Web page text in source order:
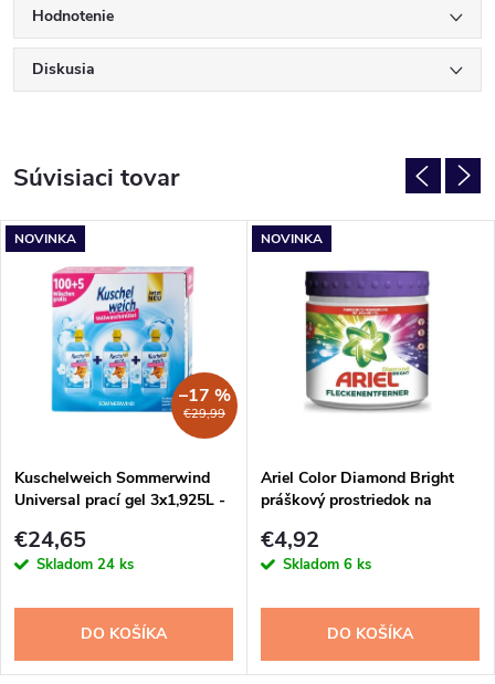
Hodnotenie
Diskusia
Súvisiaci tovar
NOVINKA
€29,99
–17 %
Kuschelweich Sommerwind
Universal prací gel 3x1,925L -
€24,65
Skladom 24 ks
DO KOŠÍKA
NOVINKA
Ariel Color Diamond Bright
práškový prostriedok na
€4,92
Skladom 6 ks
DO KOŠÍKA